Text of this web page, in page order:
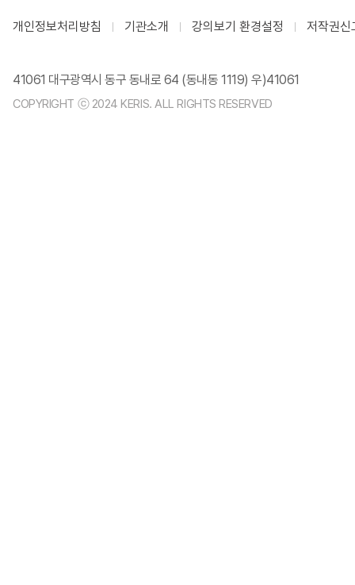
개인정보처리방침 기관소개 강의보기 환경설정 저작권신
41061 대구광역시 동구 동내로 64 (동내동 1119) 우)41061
COPYRIGHT ⓒ 2024 KERIS. ALL RIGHTS RESERVED